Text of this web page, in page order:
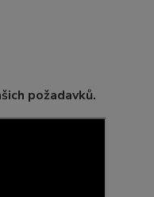
požadavků.